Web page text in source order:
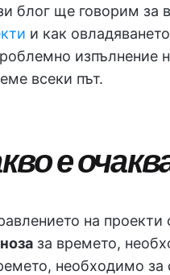
блог ще говорим за
и как
изпълнение
всеки път.
е
на
за времето,
необходимо за